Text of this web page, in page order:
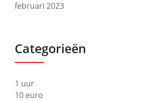
februari 2023
Categorieën
1 uur
10 euro